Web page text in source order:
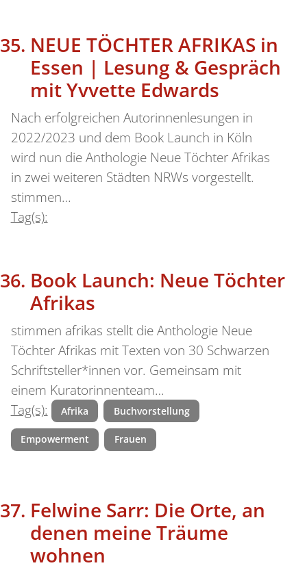
NEUE TÖCHTER AFRIKAS in
Essen | Lesung & Gespräch
mit Yvvette Edwards
Nach erfolgreichen Autorinnenlesungen in
2022/2023 und dem Book Launch in Köln
wird nun die Anthologie Neue Töchter Afrikas
in zwei weiteren Städten NRWs vorgestellt.
stimmen…
Tag(s):
Book Launch: Neue Töchter
Afrikas
stimmen afrikas stellt die Anthologie Neue
Töchter Afrikas mit Texten von 30 Schwarzen
Schriftsteller*innen vor. Gemeinsam mit
einem Kuratorinnenteam…
Tag(s):
Afrika Buchvorstellung
Empowerment Frauen
Felwine Sarr: Die Orte, an
denen meine Träume
wohnen